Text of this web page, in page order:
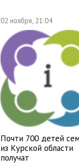
02 ноября, 21:04
Почти 700 детей
из Курской области
получат